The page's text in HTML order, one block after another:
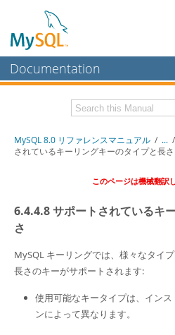
Documentation
MySQL Enterprise
Workbench
Connectors
MySQL.com
Downloads
Developer Zone
Download this Manual
MySQL 8.0 リファレンスマニュアル / ... /
されているキーリングキーのタイプと長さ
このページは機械翻訳
6.4.4.8 サポートされているキ
さ
MySQL キーリングでは、様々なタイ
長さのキーがサポートされます:
使用可能なキータイプは、イン
ンによって異なります。